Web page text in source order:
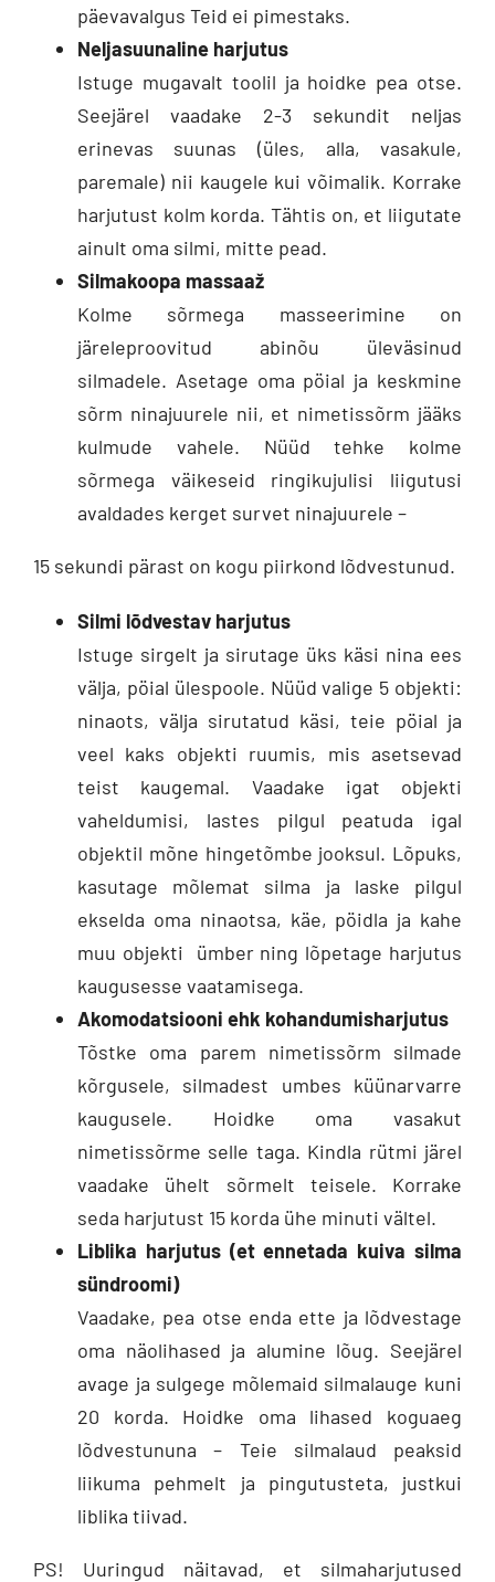
päevavalgus Teid ei pimestaks.
Neljasuunaline harjutus
Istuge mugavalt toolil ja hoidke pea otse.
Seejärel vaadake 2-3 sekundit neljas
erinevas suunas (üles, alla, vasakule,
paremale) nii kaugele kui võimalik. Korrake
harjutust kolm korda. Tähtis on, et liigutate
ainult oma silmi, mitte pead.
Silmakoopa massaaž
Kolme sõrmega masseerimine on
järeleproovitud abinõu üleväsinud
silmadele. Asetage oma pöial ja keskmine
sõrm ninajuurele nii, et nimetissõrm jääks
kulmude vahele. Nüüd tehke kolme
sõrmega väikeseid ringikujulisi liigutusi
avaldades kerget survet ninajuurele –
15 sekundi pärast on kogu piirkond lõdvestunud.
Silmi lõdvestav harjutus
Istuge sirgelt ja sirutage üks käsi nina ees
välja, pöial ülespoole. Nüüd valige 5 objekti:
ninaots, välja sirutatud käsi, teie pöial ja
veel kaks objekti ruumis, mis asetsevad
teist kaugemal. Vaadake igat objekti
vaheldumisi, lastes pilgul peatuda igal
objektil mõne hingetõmbe jooksul. Lõpuks,
kasutage mõlemat silma ja laske pilgul
ekselda oma ninaotsa, käe, pöidla ja kahe
muu objekti ümber ning lõpetage harjutus
kaugusesse vaatamisega.
Akomodatsiooni ehk kohandumisharjutus
Tõstke oma parem nimetissõrm silmade
kõrgusele, silmadest umbes küünarvarre
kaugusele. Hoidke oma vasakut
nimetissõrme selle taga. Kindla rütmi järel
vaadake ühelt sõrmelt teisele. Korrake
seda harjutust 15 korda ühe minuti vältel.
Liblika harjutus (et ennetada kuiva silma
sündroomi)
Vaadake, pea otse enda ette ja lõdvestage
oma näolihased ja alumine lõug. Seejärel
avage ja sulgege mõlemaid silmalauge kuni
20 korda. Hoidke oma lihased koguaeg
lõdvestununa – Teie silmalaud peaksid
liikuma pehmelt ja pingutusteta, justkui
liblika tiivad.
PS! Uuringud näitavad, et silmaharjutused